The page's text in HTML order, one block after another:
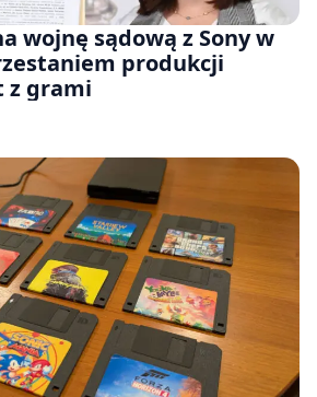
wojnę sądową z Sony w
produkcji
z grami